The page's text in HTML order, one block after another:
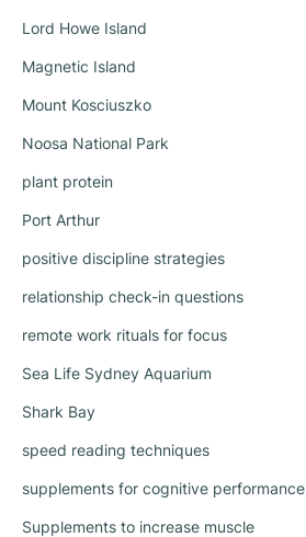
Lord Howe Island
Magnetic Island
Mount Kosciuszko
Noosa National Park
plant protein
Port Arthur
positive discipline strategies
relationship check-in questions
remote work rituals for focus
Sea Life Sydney Aquarium
Shark Bay
speed reading techniques
supplements for cognitive performance
Supplements to increase muscle